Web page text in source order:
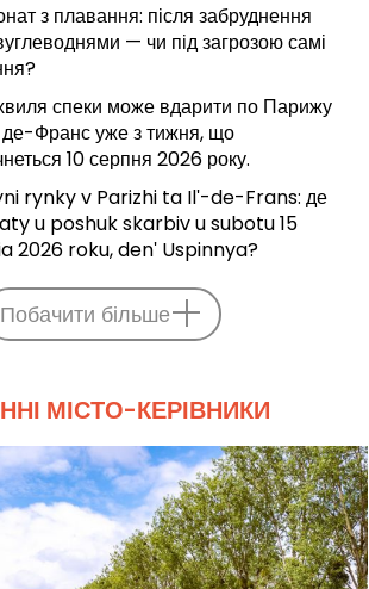
з плавання: після забруднення
— чи під загрозою самі
спеки може вдарити по Парижу
де-Франс уже з тижня, що
10 серпня 2026 року.
rynky v Parizhi ta Ilʹ-de-Frans: де
u poshuk skarbiv u subotu 15
2026 roku, denʹ Uspinnya?
Побачити більше
МІСТО-КЕРІВНИКИ